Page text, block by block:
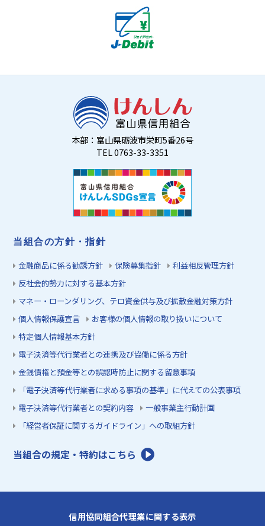
本部：富山県砺波市栄町5番26号
TEL 0763-33-3351
当組合の方針・指針
金融商品に係る勧誘方針 保険募集指針
利益相反管理方針
反社会的勢力に対する基本方針
マネー・ローンダリング、テロ資金供与及び拡散金融対策方針
個人情報保護宣言
お客様の個人情報の取り扱いについて
特定個人情報基本方針
電子決済等代行業者との連携及び協働に係る方針
金銭債権と預金等との誤認時防止に関する留意事項
「電子決済等代行業者に求める事項の基準」に代えての公表事項
電子決済等代行業者との契約内容
一般事業主行動計画
「経営者保証に関するガイドライン」への取組方針
当組合の規定・特約はこちら
信用協同組合代理業に関する表示